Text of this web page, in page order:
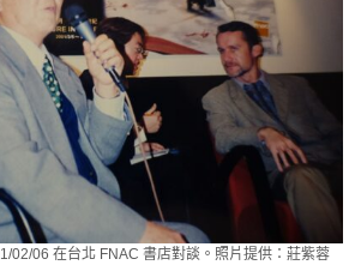
02/06 在台北 FNAC 書店對談。照片提供：莊紫蓉